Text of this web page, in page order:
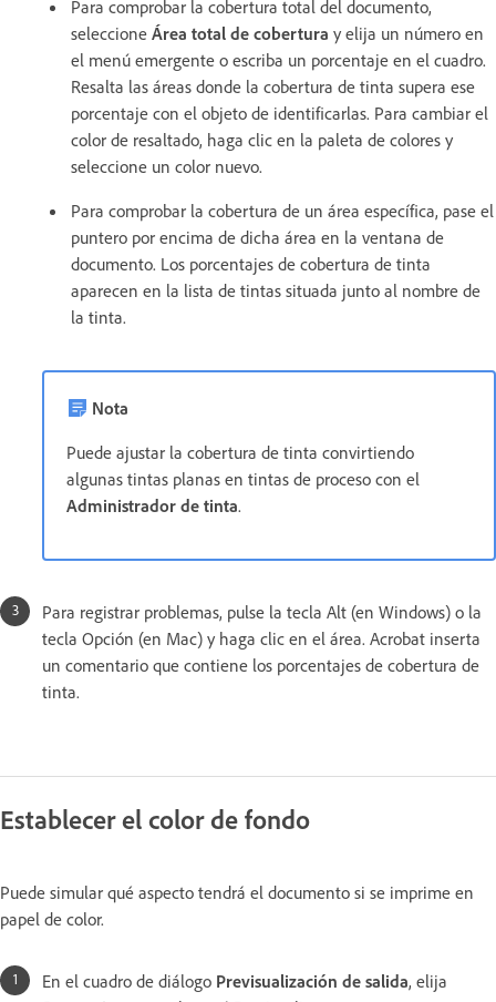
Para comprobar la cobertura total del documento,
seleccione Área total de cobertura y elija un número en
el menú emergente o escriba un porcentaje en el cuadro.
Resalta las áreas donde la cobertura de tinta supera ese
porcentaje con el objeto de identificarlas. Para cambiar el
color de resaltado, haga clic en la paleta de colores y
seleccione un color nuevo.
Para comprobar la cobertura de un área específica, pase el
puntero por encima de dicha área en la ventana de
documento. Los porcentajes de cobertura de tinta
aparecen en la lista de tintas situada junto al nombre de
la tinta.
Nota
Puede ajustar la cobertura de tinta convirtiendo
algunas tintas planas en tintas de proceso con el
Administrador de tinta.
Para registrar problemas, pulse la tecla Alt (en Windows) o la
tecla Opción (en Mac) y haga clic en el área. Acrobat inserta
un comentario que contiene los porcentajes de cobertura de
tinta.
Establecer el color de fondo
Puede simular qué aspecto tendrá el documento si se imprime en
papel de color.
En el cuadro de diálogo Previsualización de salida, elija